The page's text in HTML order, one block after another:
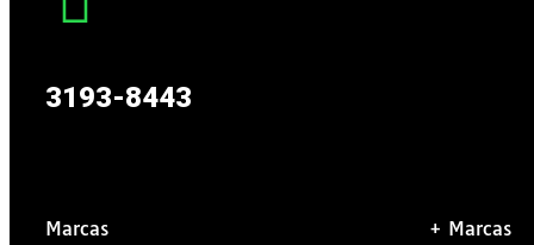
3193-8443
Marcas + Marcas